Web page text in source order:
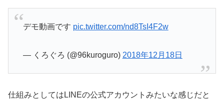
デモ動画です pic.twitter.com/nd8TsI4F2w
— くろぐろ (@96kuroguro) 2018年12月18日
仕組みとしてはLINEの公式アカウントみたいな感じだと